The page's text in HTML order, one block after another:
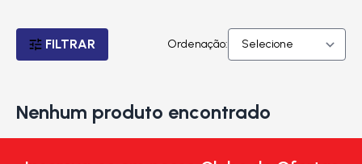
FILTRAR Ordenação:
Nenhum produto encontrado